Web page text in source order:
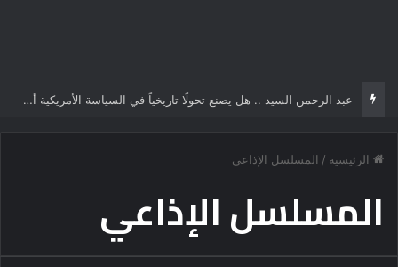
عبد الرحمن السيد .. هل يصنع تحولًا تاريخياً في السياسة الأمريكية أم يخوض مناورة انتخابية؟
الرئيسية / المسلسل الإذاعي
المسلسل الإذاعي